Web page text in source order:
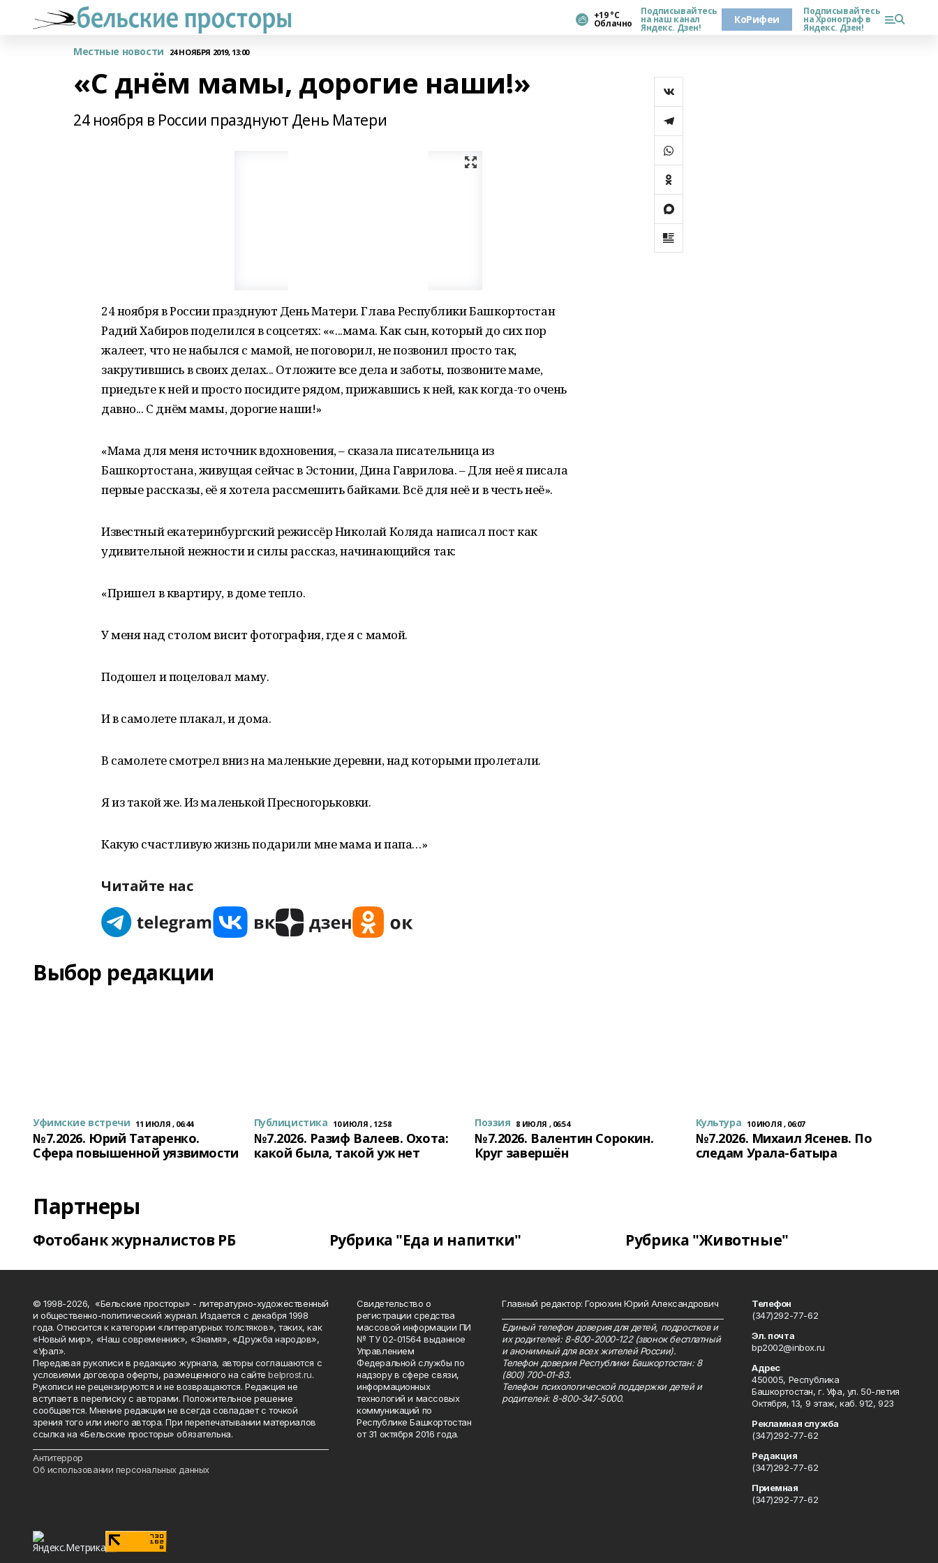
+19 °С
Облачно
Подписывайтесь
на наш канал
Яндекс. Дзен!
КоРифеи
Подписывайтесь
на Хронограф в
Яндекс. Дзен!
Местные новости 24 НОЯБРЯ 2019, 13:00
«С днём мамы, дорогие наши!»
24 ноября в России празднуют День Матери
24 ноября в России празднуют День Матери. Глава Республики Башкортостан
Радий Хабиров поделился в соцсетях: ««...мама. Как сын, который до сих пор
жалеет, что не набылся с мамой, не поговорил, не позвонил просто так,
закрутившись в своих делах... Отложите все дела и заботы, позвоните маме,
приедьте к ней и просто посидите рядом, прижавшись к ней, как когда-то очень
давно... С днём мамы, дорогие наши!»
«Мама для меня источник вдохновения, – сказала писательница из
Башкортостана, живущая сейчас в Эстонии, Дина Гаврилова. – Для неё я писала
первые рассказы, её я хотела рассмешить байками. Всё для неё и в честь неё».
Известный екатеринбургский режиссёр Николай Коляда написал пост как
удивительной нежности и силы рассказ, начинающийся так:
«Пришел в квартиру, в доме тепло.
У меня над столом висит фотография, где я с мамой.
Подошел и поцеловал маму.
И в самолете плакал, и дома.
В самолете смотрел вниз на маленькие деревни, над которыми пролетали.
Я из такой же. Из маленькой Пресногорьковки.
Какую счастливую жизнь подарили мне мама и папа…»
Читайте нас
Выбор редакции
Уфимские встречи 11 ИЮЛЯ , 06:44
№7.2026. Юрий Татаренко.
Сфера повышенной уязвимости
Публицистика 10 ИЮЛЯ , 12:58
№7.2026. Разиф Валеев. Охота:
какой была, такой уж нет
Поэзия 8 ИЮЛЯ , 06:54
№7.2026. Валентин Сорокин.
Круг завершён
Культура 10 ИЮЛЯ , 06:07
№7.2026. Михаил Ясенев. По
следам Урала-батыра
Партнеры
Фотобанк журналистов РБ Рубрика "Еда и напитки" Рубрика "Животные"
© 1998-2026, «Бельские просторы» - литературно-художественный
и общественно-политический журнал. Издается с декабря 1998
года. Относится к категории «литературных толстяков», таких, как
«Новый мир», «Наш современник», «Знамя», «Дружба народов»,
«Урал».
Передавая рукописи в редакцию журнала, авторы соглашаются с
условиями договора оферты, размещенного на сайтеbelprost.ru.
Рукописи не рецензируются и не возвращаются. Редакция не
вступает в переписку с авторами. Положительное решение
сообщается. Мнение редакции не всегда совпадает с точкой
зрения того или иного автора. При перепечатывании материалов
ссылка на «Бельские просторы» обязательна.
Антитеррор
Об использовании персональных данных
Свидетельство о
регистрации средства
массовой информации ПИ
№ ТУ 02-01564 выданное
Управлением
Федеральной службы по
надзору в сфере связи,
информационных
технологий и массовых
коммуникаций по
Республике Башкортостан
от 31 октября 2016 года.
Главный редактор: Горюхин Юрий Александрович
Единый телефон доверия для детей, подростков и
их родителей: 8-800-2000-122 (звонок бесплатный
и анонимный для всех жителей России).
Телефон доверия Республики Башкортостан: 8
(800) 700-01-83.
Телефон психологической поддержки детей и
родителей: 8-800-347-5000.
Телефон
(347)292-77-62
Эл. почта
bp2002@inbox.ru
Адрес
450005, Республика
Башкортостан, г. Уфа, ул. 50-летия
Октября, 13, 9 этаж, каб. 912, 923
Рекламная служба
(347)292-77-62
Редакция
(347)292-77-62
Приемная
(347)292-77-62